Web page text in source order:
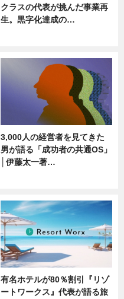
クラスの代表が挑んだ事業再
生。黒字化達成の…
3,000人の経営者を見てきた
男が語る「成功者の共通OS」
│伊藤太一著…
有名ホテルが80％割引『リゾ
ートワークス』代表が語る旅